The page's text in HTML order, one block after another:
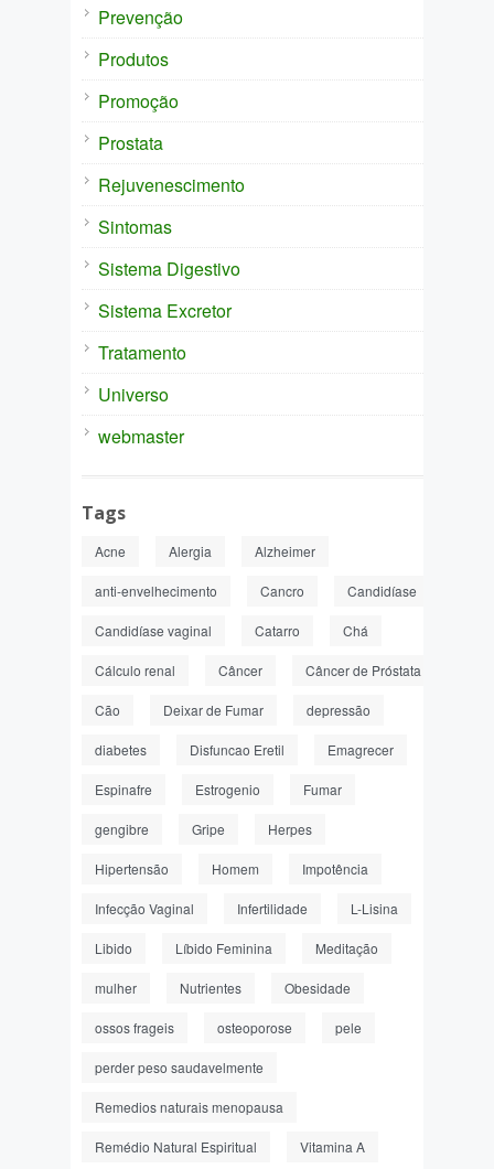
Prevenção
Produtos
Promoção
Prostata
Rejuvenescimento
Sintomas
Sistema Digestivo
Sistema Excretor
Tratamento
Universo
webmaster
Tags
Acne Alergia Alzheimer
anti-envelhecimento Cancro Candidíase
Candidíase vaginal Catarro Chá
Cálculo renal Câncer Câncer de Próstata
Cão Deixar de Fumar depressão
diabetes Disfuncao Eretil Emagrecer
Espinafre Estrogenio Fumar
gengibre Gripe Herpes
Hipertensão Homem Impotência
Infecção Vaginal Infertilidade L-Lisina
Libido Líbido Feminina Meditação
mulher Nutrientes Obesidade
ossos frageis osteoporose pele
perder peso saudavelmente
Remedios naturais menopausa
Remédio Natural Espiritual Vitamina A